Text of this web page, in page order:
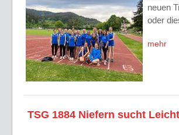
neuen
oder
mehr
TSG 1884 Niefern sucht